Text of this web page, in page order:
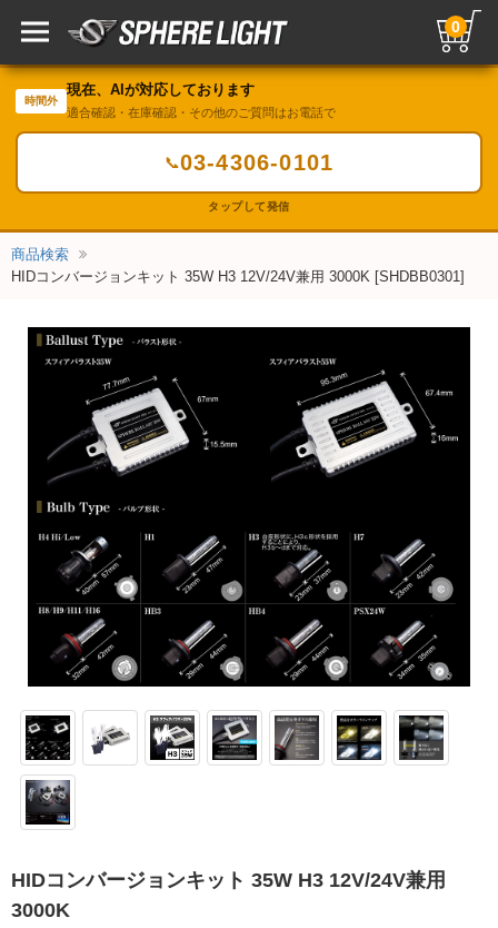
0
時間外
現在、AIが対応しております
適合確認・在庫確認・その他のご質問はお電話で
📞03-4306-0101
タップして発信
商品検索
HIDコンバージョンキット 35W H3 12V/24V兼用 3000K [SHDBB0301]
HIDコンバージョンキット 35W H3 12V/24V兼用
3000K